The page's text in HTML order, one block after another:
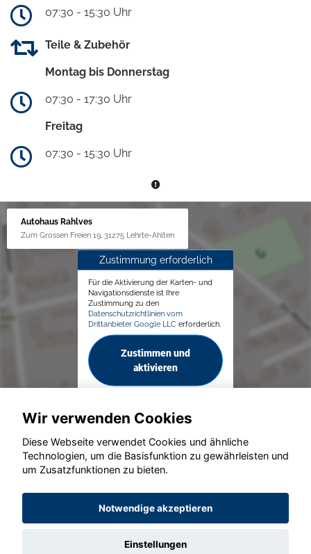
07:30 - 15:30 Uhr
Teile & Zubehör
Montag bis Donnerstag
07:30 - 17:30 Uhr
Freitag
07:30 - 15:30 Uhr
Autohaus Rahlves
Zum Grossen Freien 19, 31275 Lehrte-Ahlten
Zustimmung erforderlich
Für die Aktivierung der Karten- und
Navigationsdienste ist Ihre
Zustimmung zu den
Datenschutzrichtlinien vom
Drittanbieter Google LLC erforderlich.
Zustimmen und
aktivieren
© konjunkturmotor.de GmbH 2020 - 2026
Wir verwenden Cookies
Diese Webseite verwendet Cookies und ähnliche
Technologien, um die Basisfunktion zu gewährleisten und
um Zusatzfunktionen zu bieten.
Notwendige akzeptieren
Einstellungen